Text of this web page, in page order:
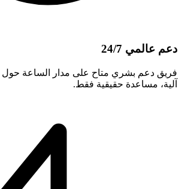
دعم عالمي 24/7
فريق دعم بشري متاح على مدار الساعة حول
آلية، مساعدة حقيقية فقط.